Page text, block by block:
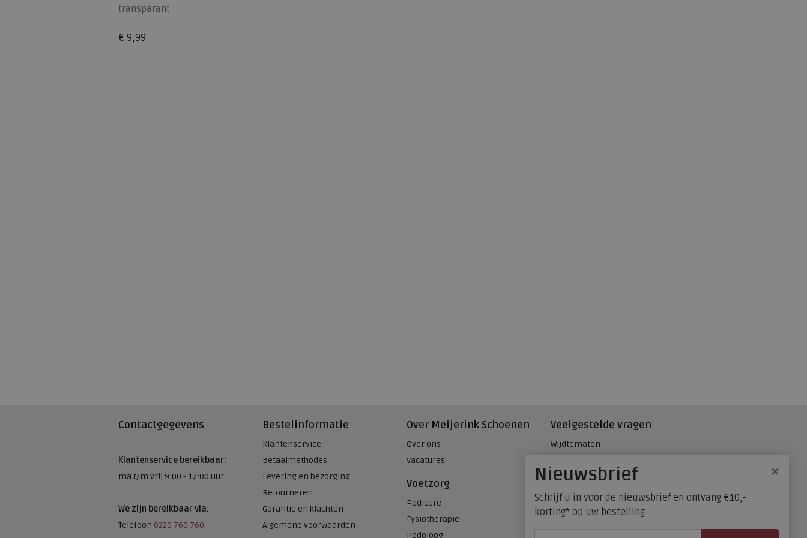
transparant
€ 9,99
Contactgegevens
Klantenservice bereikbaar:
ma t/m vrij 9:00 - 17:00 uur
We zijn bereikbaar via:
Telefoon 0229 760 760
Bestelinformatie
Klantenservice
Betaalmethodes
Levering en bezorging
Retourneren
Garantie en klachten
Algemene voorwaarden
Over Meijerink Schoenen
Over ons
Vacatures
Voetzorg
Pedicure
Fysiotherapie
Podoloog
Veelgestelde vragen
Wijdtematen
Maatadvies, wat is mijn
schoenmaat?
FitFlop - maatadvies
×
Nieuwsbrief
Schrijf u in voor de nieuwsbrief en ontvang €10,-
korting* op uw bestelling.